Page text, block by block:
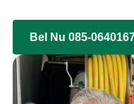
Bel Nu 085-